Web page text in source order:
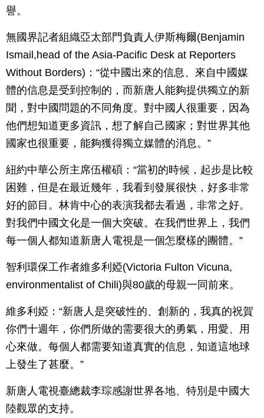
譽。
無國界記者組織亞太部門負責人伊斯梅爾(Benjamin
Ismail,head of the Asia-Pacific Desk at Reporters
Without Borders)：“從中國出來的信息、來自中國媒
體的信息是受到控制的，而新唐人能夠提供獨立的新
聞，對中國問題的不同角度。對中國人很重要，因為
他們想知道更多資訊，想了解自己國家；對世界其他
國家也很重要，能夠獲得獨立媒體的消息。”
紐約中華公所主席伍權碩：“當初的時候，起步是比較
困難，但是在最近幾年，我看到發展很快，好多非常
好的節目。林肯中心的表演我都去看過，非常之好。
對我們中國文化是一個大突破。在我們世界上，我們
每一個人都知道新唐人電視是一個怎麼樣的團體。”
智利環保工作者維多利婭(Victoria Fulton Vicuna,
environmentalist of Chili)與80歲的母親一同前來。
維多利婭：“新唐人是突破性的、創新的，我真的祝賀
你們十週年，你們所做的需要很大的勇氣，用愛、用
心來做。每個人都需要知道真實的信息，知道這地球
上發生了甚麼。”
新唐人電視臺總裁李琮感謝世界各地、特別是中國大
陸觀眾的支持。